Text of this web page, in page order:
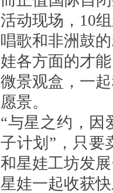
活动现场，10
唱歌和非洲鼓
娃各方面的才
微景观盒，一
愿景。
“与星之约，因
子计划”，只要
和星娃工坊发
星娃一起收获